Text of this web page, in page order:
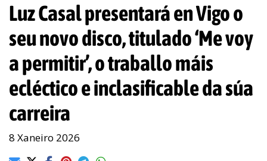
Luz Casal presentará en Vigo o
seu novo disco, titulado ‘Me voy
a permitir’, o traballo máis
ecléctico e inclasificable da súa
carreira
8 Xaneiro 2026